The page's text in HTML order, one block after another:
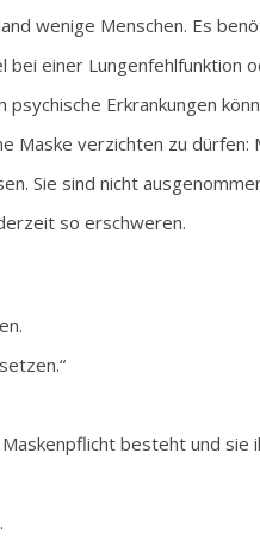
wenige Menschen. Es
einer Lungenfehlfunktion
Erkrankungen
Maske verzichten zu dürfen:
Sie sind nicht
so erschweren.
besteht und sie